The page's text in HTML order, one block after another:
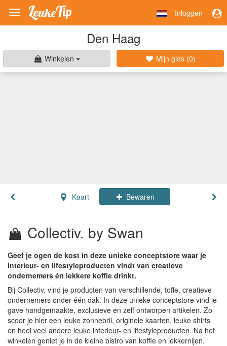
Toggle
navigation
Inloggen
Den Haag
Winkelen Mijn gids (0)
Kaart Bewaren
Collectiv. by Swan
Geef je ogen de kost in deze unieke conceptstore waar je
interieur- en lifestyleproducten vindt van creatieve
ondernemers én lekkere koffie drinkt.
Bij Collectiv. vind je producten van verschillende, toffe, creatieve
ondernemers onder één dak. In deze unieke conceptstore vind je
gave handgemaakte, exclusieve en zelf ontworpen artikelen. Zo
scoor je hier een leuke zonnebril, originele kaarten, leuke shirts
en heel veel andere leuke interieur- en lifestyleproducten. Na het
winkelen geniet je in de kleine bistro van koffie en lekkernijen.